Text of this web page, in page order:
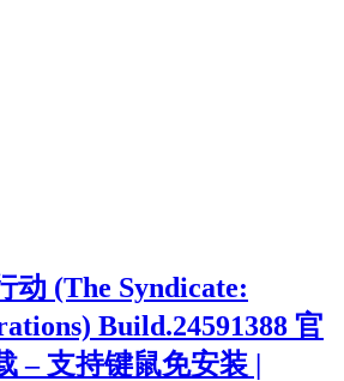
动 (The Syndicate:
Build.24591388 官
– 支持键鼠免安装 |